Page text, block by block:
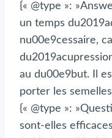
{« @type »:
un temps
nu00e9cessaire,
au du00e9but. Il
porter les
{« @type »:
sont-elles